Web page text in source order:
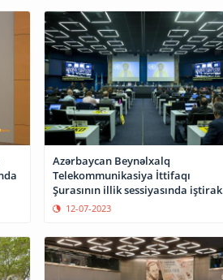
Azərbaycan Beynəlxalq
Telekommunikasiya İttifaqı
Şurasının illik sessiyasında iştirak
edir12-07-2023